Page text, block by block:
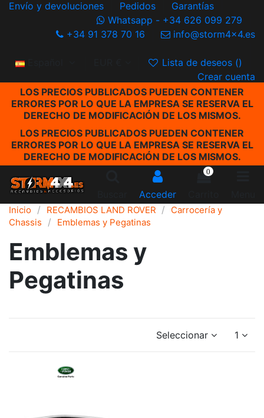
Envío y devoluciones Pedidos
Garantías
Whatsapp - +34 626 099 279
+34 91 378 70 16
info@storm4x4.es
Español Lista de deseos ()
Crear cuenta
LOS PRECIOS PUBLICADOS PUEDEN CONTENER
ERRORES POR LO QUE LA EMPRESA SE RESERVA EL
DERECHO DE MODIFICACIÓN DE LOS MISMOS.
LOS PRECIOS PUBLICADOS PUEDEN CONTENER
ERRORES POR LO QUE LA EMPRESA SE RESERVA EL
DERECHO DE MODIFICACIÓN DE LOS MISMOS.
Acceder
0
Inicio RECAMBIOS LAND ROVER
Carrocería y
Chassis
Emblemas y Pegatinas
Emblemas y
Pegatinas
Seleccionar 1